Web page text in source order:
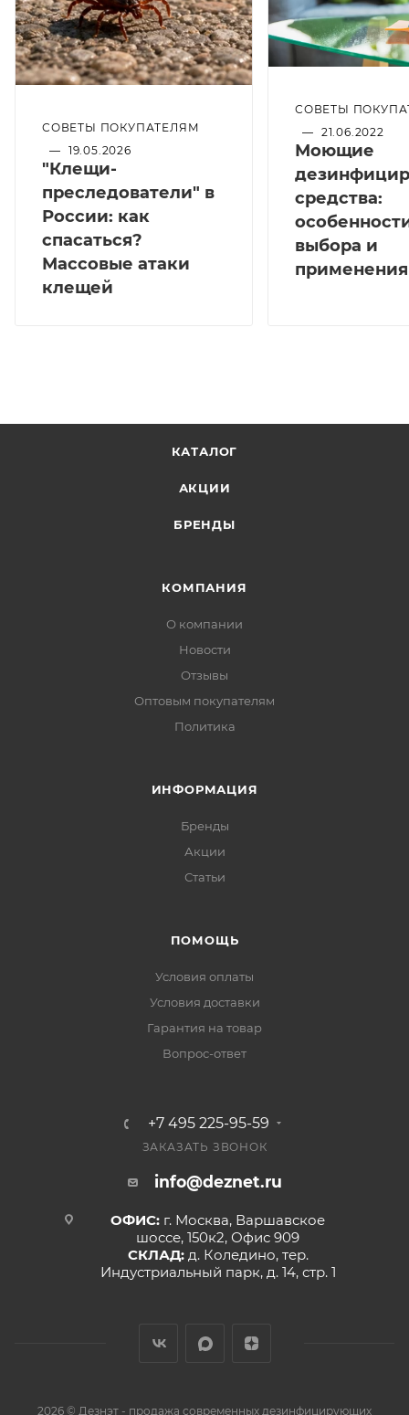
СОВЕТЫ ПОКУПАТЕЛЯМ
— 19.05.2026
"Клещи-
преследователи" в
России: как
спасаться?
Массовые атаки
клещей
СОВЕТЫ
— 21.06.2022
Моющие
средства:
выбора и
применения
КАТАЛОГ
АКЦИИ
БРЕНДЫ
КОМПАНИЯ
О компании
Новости
Отзывы
Оптовым покупателям
Политика
ИНФОРМАЦИЯ
Бренды
Акции
Статьи
ПОМОЩЬ
Условия оплаты
Условия доставки
Гарантия на товар
Вопрос-ответ
+7 495 225-95-59
ЗАКАЗАТЬ ЗВОНОК
info@deznet.ru
ОФИС: г. Москва, Варшавское
шоссе, 150к2, Офис 909
СКЛАД: д. Коледино, тер.
Индустриальный парк, д. 14, стр. 1
2026 © Дезнэт - продажа современных дезинфицирующих